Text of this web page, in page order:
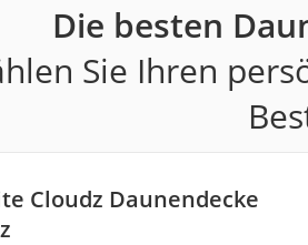
Die besten
Sie Ihren
Cloudz Daunendecke